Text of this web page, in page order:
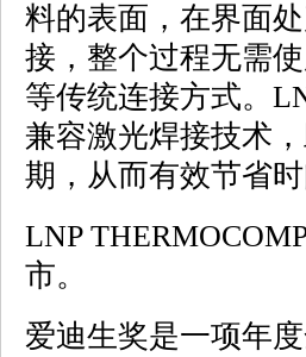
料的表面，在界面
接，整个过程无需
等传统连接方式。
兼容激光焊接技术
期，从而有效节省时
LNP
市。
爱迪生奖是一项年